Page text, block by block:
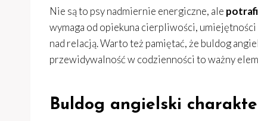
Nie są to psy nadmiernie energiczne, ale
wymaga od opiekuna cierpliwości,
nad relacją. Warto też pamiętać, że buldog
przewidywalność w codzienności to ważny
Buldog angielski